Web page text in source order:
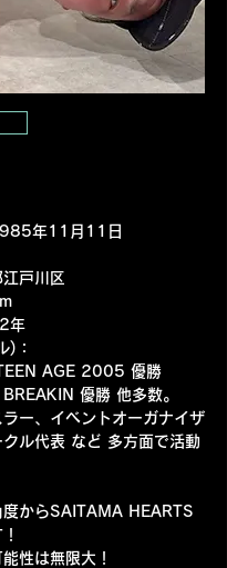
年11月11日
戸川区
年
)：
AGE 2005 優勝
優勝 他多数。
ー、イベントオーガナイザ
ル代表 など 多方面で活動
度からSAITAMA HEARTS
性は無限大！